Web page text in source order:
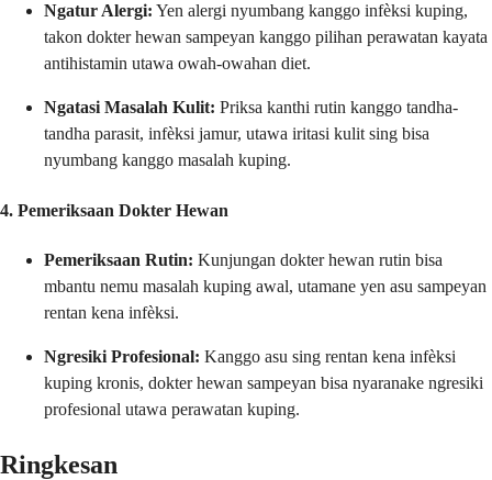
Ngatur Alergi: Yen alergi nyumbang kanggo infèksi kuping,
takon dokter hewan sampeyan kanggo pilihan perawatan kayata
antihistamin utawa owah-owahan diet.
Ngatasi Masalah Kulit: Priksa kanthi rutin kanggo tandha-
tandha parasit, infèksi jamur, utawa iritasi kulit sing bisa
nyumbang kanggo masalah kuping.
4. Pemeriksaan Dokter Hewan
Pemeriksaan Rutin: Kunjungan dokter hewan rutin bisa
mbantu nemu masalah kuping awal, utamane yen asu sampeyan
rentan kena infèksi.
Ngresiki Profesional: Kanggo asu sing rentan kena infèksi
kuping kronis, dokter hewan sampeyan bisa nyaranake ngresiki
profesional utawa perawatan kuping.
Ringkesan